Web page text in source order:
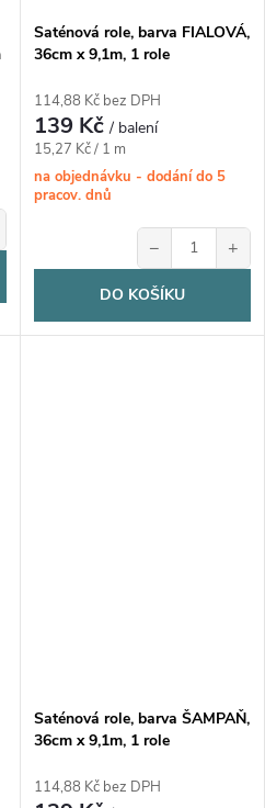
Saténová role, barva FIALOVÁ,
36cm x 9,1m, 1 role
114,88 Kč bez DPH
139 Kč/ balení
Měrná
cena:
15,27 Kč / 1 m
na objednávku - dodání do 5
pracov. dnů
− +
DO KOŠÍKU
Saténová role, barva ŠAMPAŇ,
36cm x 9,1m, 1 role
114,88 Kč bez DPH